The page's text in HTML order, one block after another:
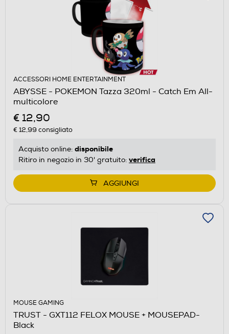
ACCESSORI HOME ENTERTAINMENT
ABYSSE - POKEMON Tazza 320ml - Catch Em All-
multicolore
€ 12,90
€ 12,99 consigliato
Acquisto online: disponibile
Ritiro in negozio in 30' gratuito: verifica
AGGIUNGI
MOUSE GAMING
TRUST - GXT112 FELOX MOUSE + MOUSEPAD-
Black